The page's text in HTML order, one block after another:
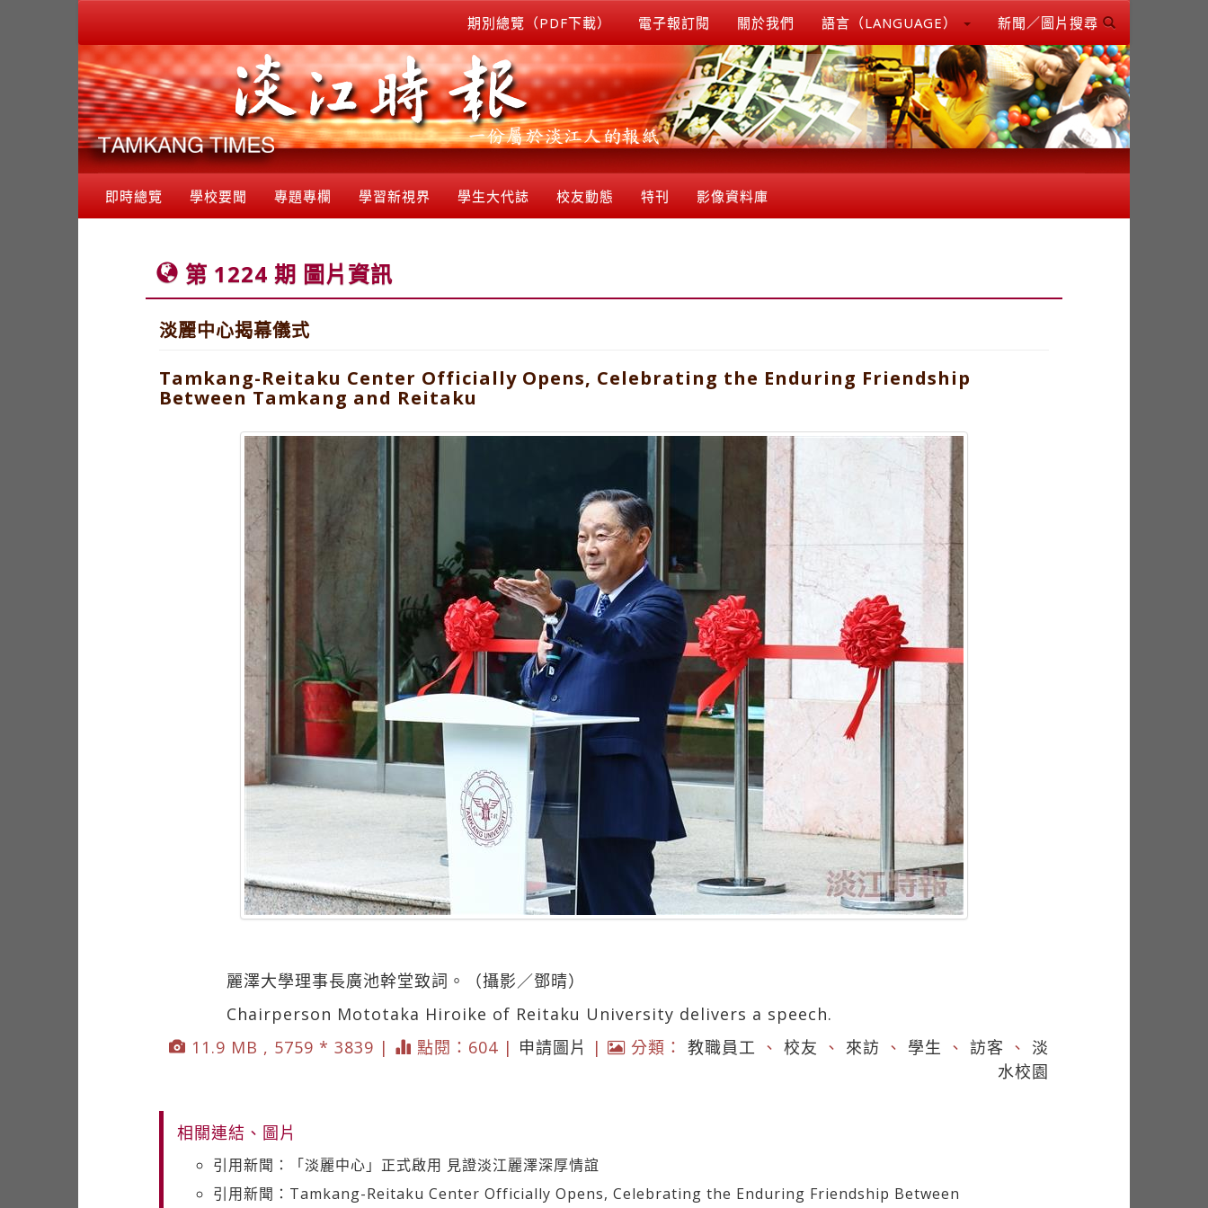
期別總覽（PDF下載） 電子報訂閱 關於我們 語言（LANGUAGE） 新聞／圖片搜尋
即時總覽 學校要聞 專題專欄 學習新視界 學生大代誌 校友動態 特刊 影像資料庫
第 1224 期 圖片資訊
淡麗中心揭幕儀式
Tamkang-Reitaku Center Officially Opens, Celebrating the Enduring Friendship
Between Tamkang and Reitaku
麗澤大學理事長廣池幹堂致詞。（攝影／鄧晴）
Chairperson Mototaka Hiroike of Reitaku University delivers a speech.
11.9 MB , 5759 * 3839 |
點閱：604 | 申請圖片 | 分類： 教職員工 、 校友 、 來訪 、 學生 、 訪客 、 淡
水校園
相關連結、圖片
引用新聞：「淡麗中心」正式啟用 見證淡江麗澤深厚情誼
引用新聞：Tamkang-Reitaku Center Officially Opens, Celebrating the Enduring Friendship Between